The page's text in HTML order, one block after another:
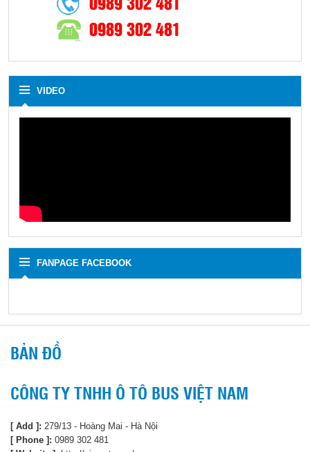
0989 302 481
VIDEO
FANPAGE FACEBOOK
BẢN ĐỒ
CÔNG TY TNHH Ô TÔ BUS VIỆT NAM
[ Add ]: 279/13 - Hoàng Mai - Hà Nội
[ Phone ]: 0989 302 481